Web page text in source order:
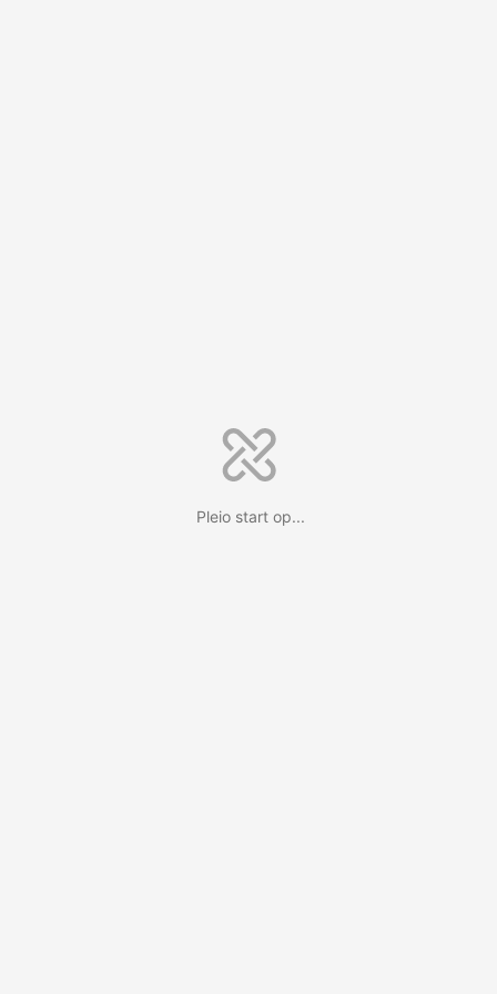
Pleio start op...